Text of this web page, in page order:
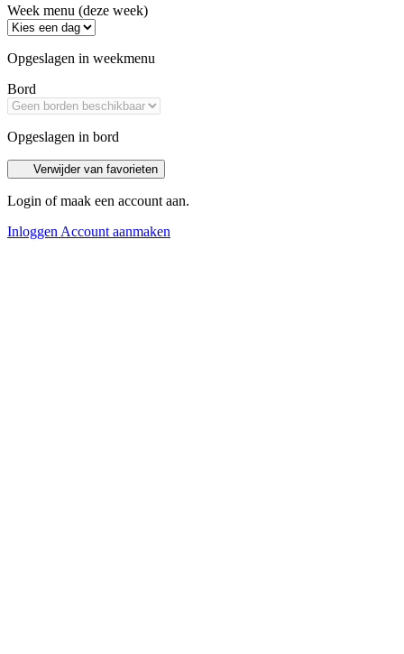
Week menu (deze week)
Opgeslagen in weekmenu
Bord
Opgeslagen in bord
Verwijder van favorieten
Login of maak een account aan.
Inloggen Account aanmaken